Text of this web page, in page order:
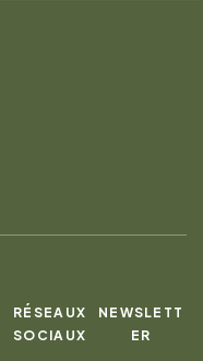
RÉSEAUX
SOCIAUX
NEWSLETT
ER